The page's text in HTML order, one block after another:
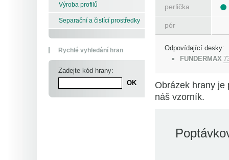
Výroba profilů
Separační a čistící prostředky
Rychlé vyhledání hran
Zadejte kód hrany:
perlička
pór
Odpovídající desky:
FUNDERMAX
Obrázek hrany je
náš vzorník.